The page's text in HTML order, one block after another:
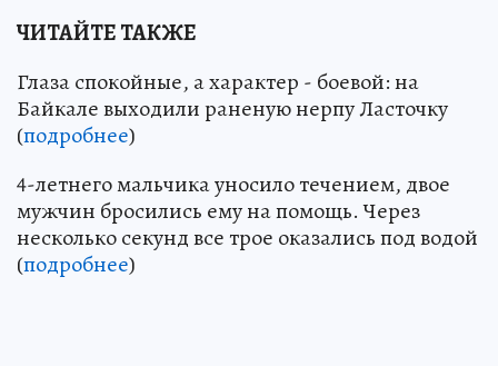
ЧИТАЙТЕ ТАКЖЕ
Глаза спокойные, а характер - боевой: на
Байкале выходили раненую нерпу Ласточку
(подробнее)
4-летнего мальчика уносило течением, двое
мужчин бросились ему на помощь. Через
несколько секунд все трое оказались под водой
(подробнее)